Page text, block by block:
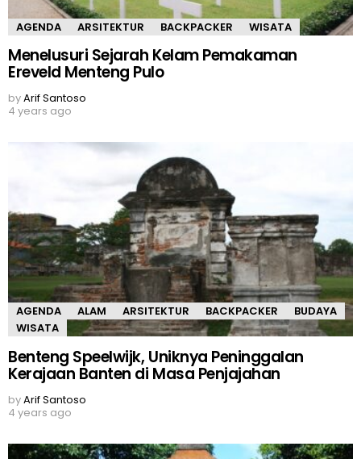
AGENDA ARSITEKTUR BACKPACKER WISATA
Menelusuri Sejarah Kelam Pemakaman
Ereveld Menteng Pulo
byArif Santoso
4 years ago
AGENDA ALAM ARSITEKTUR BACKPACKER
BUDAYA
WISATA
Benteng Speelwijk, Uniknya Peninggalan
Kerajaan Banten di Masa Penjajahan
byArif Santoso
4 years ago